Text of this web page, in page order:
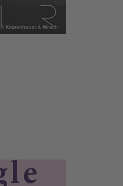
© Kiepenheuer & Witsch